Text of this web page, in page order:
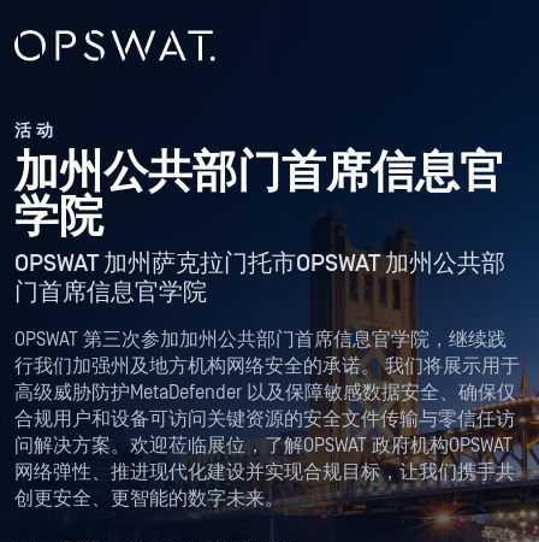
活动
加州公共部门首席信息官
学院
OPSWAT 加州萨克拉门托市OPSWAT 加州公共部
门首席信息官学院
OPSWAT 第三次参加加州公共部门首席信息官学院，继续践
行我们加强州及地方机构网络安全的承诺。 我们将展示用于
高级威胁防护MetaDefender 以及保障敏感数据安全、确保仅
合规用户和设备可访问关键资源的安全文件传输与零信任访
问解决方案。欢迎莅临展位，了解OPSWAT 政府机构OPSWAT
网络弹性、推进现代化建设并实现合规目标，让我们携手共
创更安全、更智能的数字未来。